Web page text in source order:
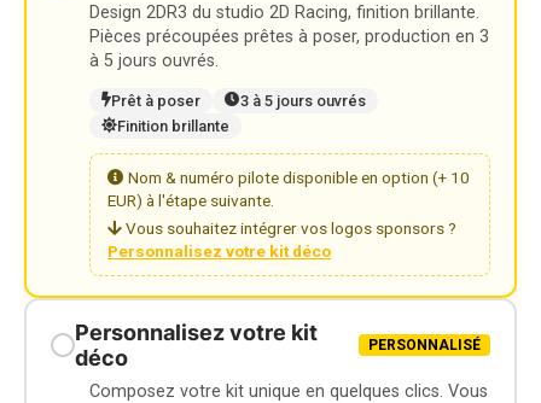
Design 2DR3 du studio 2D Racing, finition brillante.
Pièces précoupées prêtes à poser, production en 3
à 5 jours ouvrés.
Prêt à poser
3 à 5 jours ouvrés
Finition brillante
Nom & numéro pilote disponible en option (+ 10
EUR) à l'étape suivante.
Vous souhaitez intégrer vos logos sponsors ?
Personnalisez votre kit déco
Personnalisez votre kit
déco
PERSONNALISÉ
Composez votre kit unique en quelques clics. Vous